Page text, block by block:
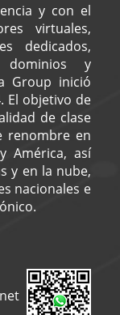
y con el
virtuales,
dedicados,
dominios y
Group inició
El objetivo de
de clase
renombre en
América, así
y en la nube,
nacionales e